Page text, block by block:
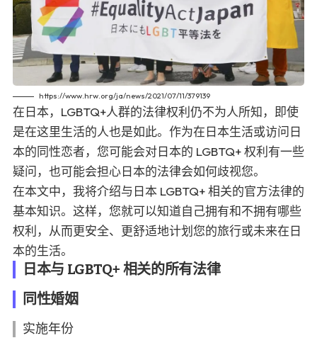
https://www.hrw.org/ja/news/2021/07/11/379139
在日本，LGBTQ+人群的法律权利仍不为人所知，即使
是在这里生活的人也是如此。作为在日本生活或访问日
本的同性恋者，您可能会对日本的 LGBTQ+ 权利有一些
疑问，也可能会担心日本的法律会如何歧视您。
在本文中，我将介绍与日本 LGBTQ+ 相关的官方法律的
基本知识。这样，您就可以知道自己拥有和不拥有哪些
权利，从而更安全、更舒适地计划您的旅行或未来在日
本的生活。
日本与 LGBTQ+ 相关的所有法律
同性婚姻
实施年份